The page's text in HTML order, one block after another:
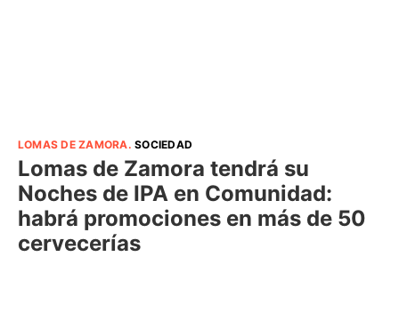
LOMAS DE ZAMORA.SOCIEDAD
Lomas de Zamora tendrá su
Noches de IPA en Comunidad:
habrá promociones en más de 50
cervecerías